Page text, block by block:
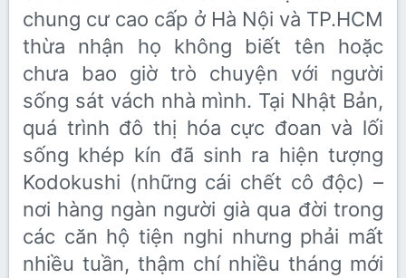
chung cư cao cấp ở Hà Nội và TP.HCM
thừa nhận họ không biết tên hoặc
chưa bao giờ trò chuyện với người
sống sát vách nhà mình. Tại Nhật Bản,
quá trình đô thị hóa cực đoan và lối
sống khép kín đã sinh ra hiện tượng
Kodokushi (những cái chết cô độc) –
nơi hàng ngàn người già qua đời trong
các căn hộ tiện nghi nhưng phải mất
nhiều tuần, thậm chí nhiều tháng mới